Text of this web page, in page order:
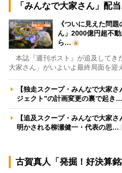
「みんなで大家さん」配
《ついに見えた問
ん」2000億円超不
ら…
本誌『週刊ポスト』が追及してき
大家さん」がいよいよ最終局面を迎
【独走スクープ・みんなで大家
ジェクト”の計画変更の裏で起き…
【追及スクープ・みんなで大家
明かされる柳瀬健一・代表の思…
古賀真人「発掘！好決算銘